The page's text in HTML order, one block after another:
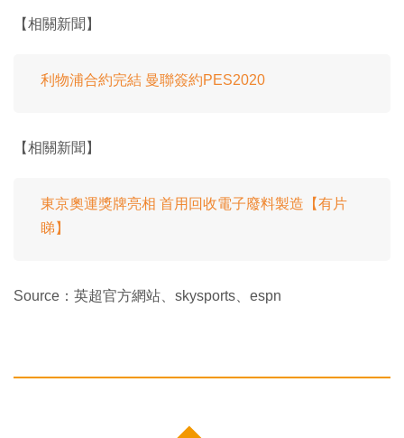
【相關新聞】
利物浦合約完結 曼聯簽約PES2020
【相關新聞】
東京奧運獎牌亮相 首用回收電子廢料製造【有片
睇】
Source：英超官方網站、skysports、espn